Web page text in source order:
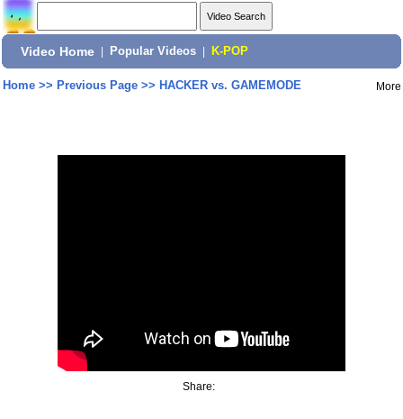
Video Home Popular Videos K-POP
Home>> Previous Page>> HACKER vs. GAMEMODE More
Share: